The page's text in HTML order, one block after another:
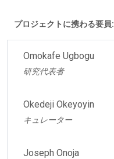
プロジェクトに携わる要員:
Omokafe Ugbogu
研究代表者
Okedeji Okeyoyin
キュレーター
Joseph Onoja